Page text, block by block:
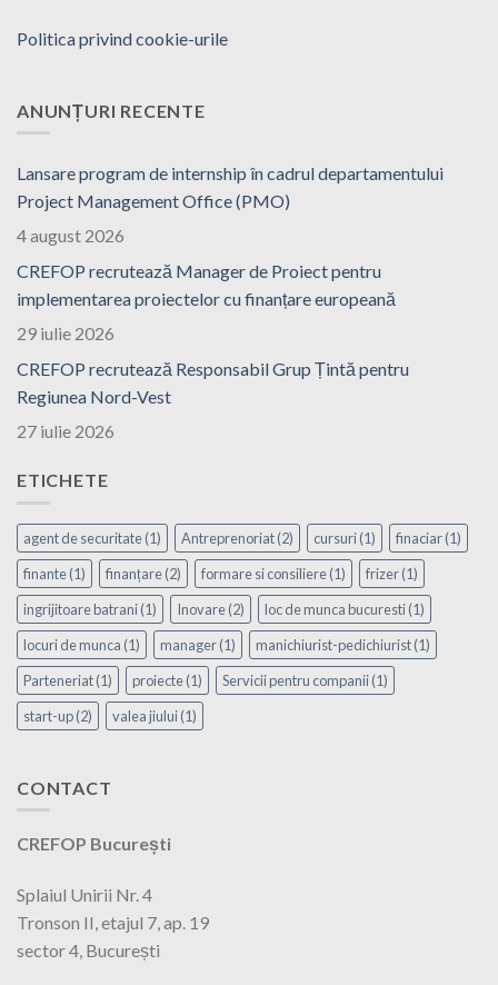
Politica privind cookie-urile
ANUNȚURI RECENTE
Lansare program de internship în cadrul departamentului
Project Management Office (PMO)
4 august 2026
CREFOP recrutează Manager de Proiect pentru
implementarea proiectelor cu finanțare europeană
29 iulie 2026
CREFOP recrutează Responsabil Grup Țintă pentru
Regiunea Nord-Vest
27 iulie 2026
ETICHETE
agent de securitate(1) Antreprenoriat(2) cursuri(1) finaciar(1)
finante(1) finanțare(2) formare si consiliere(1) frizer(1)
ingrijitoare batrani(1) Inovare(2) loc de munca bucuresti(1)
locuri de munca (1) manager(1) manichiurist-pedichiurist(1)
Parteneriat(1) proiecte(1) Servicii pentru companii(1)
start-up(2) valea jiului(1)
CONTACT
CREFOP București
Splaiul Unirii Nr. 4
Tronson II, etajul 7, ap. 19
sector 4, București